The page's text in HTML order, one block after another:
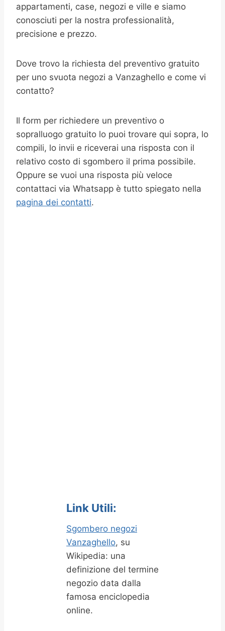
appartamenti, case, negozi e ville e siamo
conosciuti per la nostra professionalità,
precisione e prezzo.
Dove trovo la richiesta del preventivo gratuito
per uno svuota negozi a Vanzaghello e come vi
contatto?
Il form per richiedere un preventivo o
sopralluogo gratuito lo puoi trovare qui sopra, lo
compili, lo invii e riceverai una risposta con il
relativo costo di sgombero il prima possibile.
Oppure se vuoi una risposta più veloce
contattaci via Whatsapp è tutto spiegato nella
pagina dei contatti.
Link Utili:
Sgombero negozi
Vanzaghello, su
Wikipedia: una
definizione del termine
negozio data dalla
famosa enciclopedia
online.